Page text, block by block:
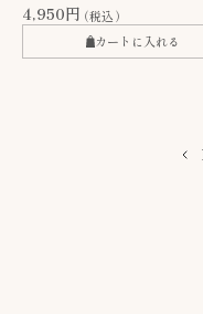
4,950円（税込）
カートに入れる